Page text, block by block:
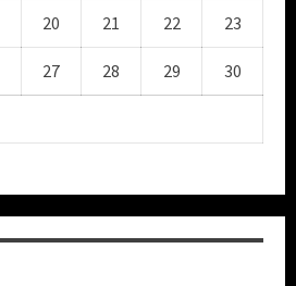
20 21 22 23
27 28 29 30